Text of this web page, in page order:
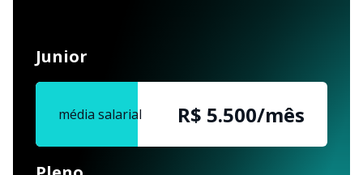
Junior
média salarial R$ 5.500/mês